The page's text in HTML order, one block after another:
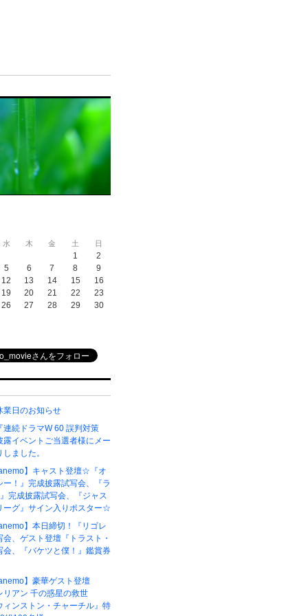
水 木 金 土 日
1
2
5
6 7 8
9
12
13 14 15
16
19
20 21 22
23
26
27 28 29 30
業日のお知らせ
連続ドラマW 60 誤判対策
露イベントご当選者様にメー
ました。
】キャスト登壇☆『オ
ー！』完成披露試写会、『ラ
完成披露試写会、『ジャス
ーグ』サイン入りポスター☆
】本日締切！『リゴレ
会、ゲスト登壇『トラスト・
会、『バケツと僕！』鑑賞券
】豪華ゲスト登壇
アン 千の惑星の救世
ィンストン・チャーチル』特